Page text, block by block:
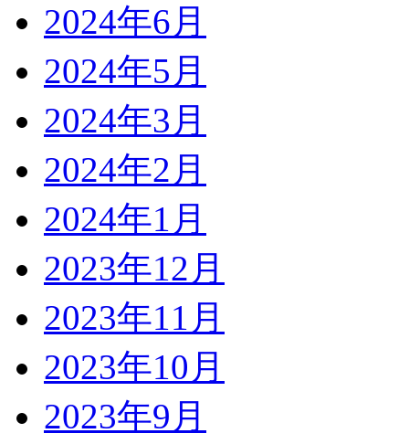
2024年6月
2024年5月
2024年3月
2024年2月
2024年1月
2023年12月
2023年11月
2023年10月
2023年9月